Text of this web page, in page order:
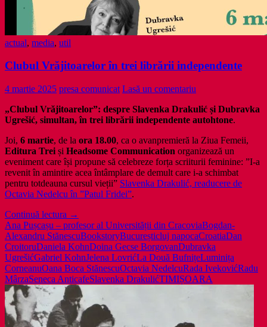
actual, media, util
Clubul Vrăjitoarelor în trei librării independente
4 martie 2025 presa comunicat Lasă un comentariu
„Clubul Vrăjitoarelor”: despre Slavenka Drakulić și Dubravka
Ugrešić, simultan, în trei librării independente autohtone.
Joi, 6 martie, de la ora 18.00, ca o avanpremieră la Ziua Femeii,
Editura Trei și Headsome Communication organizează un
eveniment care își propune să celebreze forța scriiturii feminine: ”I-a
revenit în amintire acea întâmplare de demult care i-a schimbat
pentru totdeauna cursul vieții” Slavenka Drakulić, readucere de
Octavia Nedelcu în ”Patul Fridei”.
Continuă lectura Clubul
Vrăjitoarelor
în
trei
librării
independente
→
Ana Pușcașu – profesor al Universității din CracoviaBogdan-
Alexandru StănescuBookstoryBucureșticluj napocaCroatiaDan
CroitoruDaniela KohnDoina Gecse BorgovanDubravka
UgrešićGabriel KohnJelena LovrićLa Două BufnițeLuminița
CorneanuOana Boca StănescuOctavia NedelcuRada IvekovićRadu
MârzaSeneca AnticafeSlavenka DrakulićTIMIȘOARA